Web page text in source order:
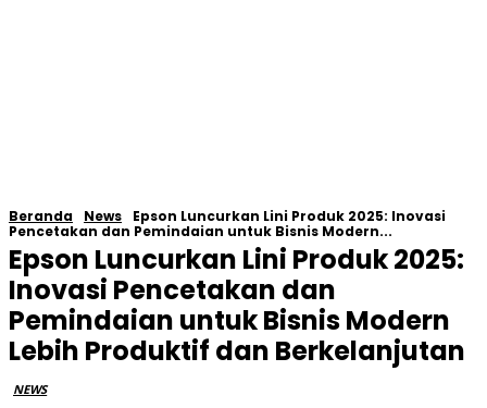
Beranda News
Epson Luncurkan Lini Produk 2025: Inovasi
Pencetakan dan Pemindaian untuk Bisnis Modern...
Epson Luncurkan Lini Produk 2025:
Inovasi Pencetakan dan
Pemindaian untuk Bisnis Modern
Lebih Produktif dan Berkelanjutan
NEWS